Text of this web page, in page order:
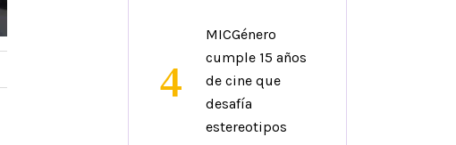
4
MICGénero
cumple 15 años
de cine que
desafía
estereotipos